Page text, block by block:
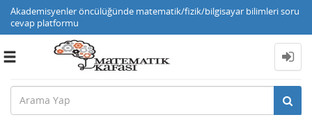
Akademisyenler öncülüğünde matematik/fizik/bilgisayar bilimleri soru
cevap platformu
Toggle